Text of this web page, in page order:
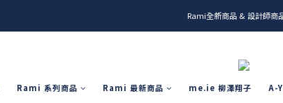
me.ie & A-Y2 新發售
Rami全新商品 & 設計師商
Rami 系列商品 Rami 最新商品 me.ie 柳澤翔子 A-